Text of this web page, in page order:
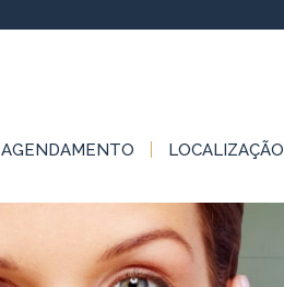
AGENDAMENTO LOCALIZAÇÃO